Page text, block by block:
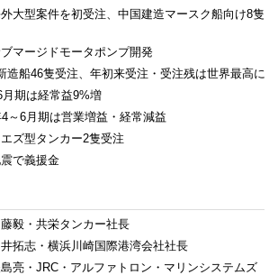
大型案件を初受注、中国建造マースク船向け8隻
マージドモータポンプ開発
造船46隻受注、年初来受注・受注残は世界最高に
期は経常益9%増
～6月期は営業増益・経常減益
ズ型タンカー2隻受注
で義援金
藤毅・共栄タンカー社長
井拓志・横浜川崎国際港湾会社社長
島亮・JRC・アルファトロン・マリンシステムズ